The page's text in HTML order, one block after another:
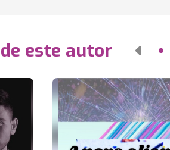
este autor